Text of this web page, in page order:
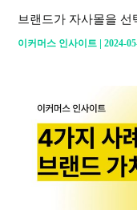
브랜드가 자사몰을
이커머스 인사이트 |2024-